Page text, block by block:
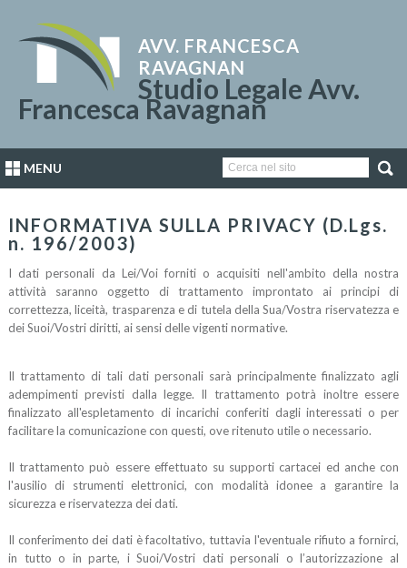
AVV. FRANCESCA
RAVAGNAN
Studio Legale Avv.
Francesca Ravagnan
MENU
INFORMATIVA SULLA PRIVACY (D.Lgs.
n. 196/2003)
I dati personali da Lei/Voi forniti o acquisiti nell'ambito della nostra
attività saranno oggetto di trattamento improntato ai principi di
correttezza, liceità, trasparenza e di tutela della Sua/Vostra riservatezza e
dei Suoi/Vostri diritti, ai sensi delle vigenti normative.
Il trattamento di tali dati personali sarà principalmente finalizzato agli
adempimenti previsti dalla legge. Il trattamento potrà inoltre essere
finalizzato all'espletamento di incarichi conferiti dagli interessati o per
facilitare la comunicazione con questi, ove ritenuto utile o necessario.
Il trattamento può essere effettuato su supporti cartacei ed anche con
l'ausilio di strumenti elettronici, con modalità idonee a garantire la
sicurezza e riservatezza dei dati.
Il conferimento dei dati è facoltativo, tuttavia l'eventuale rifiuto a fornirci,
in tutto o in parte, i Suoi/Vostri dati personali o l’autorizzazione al